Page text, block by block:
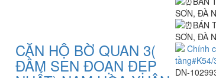
CĂN HỘ BỜ QUAN 3(
ĐẦM SEN ĐOẠN ĐẸP DN-